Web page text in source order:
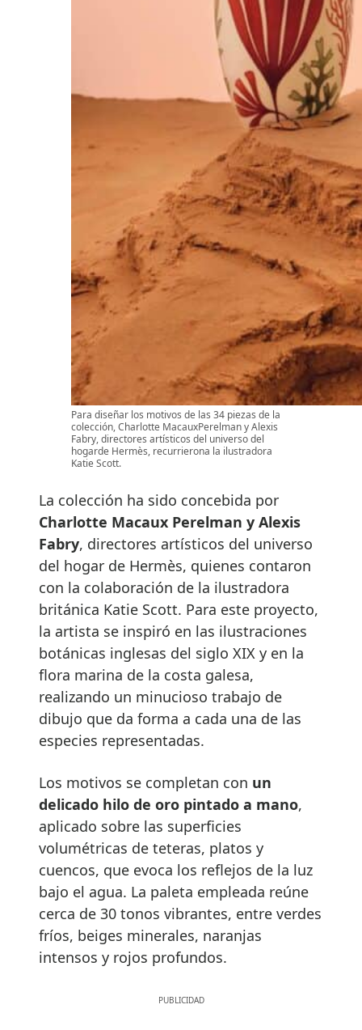
Para diseñar los motivos de las 34 piezas de la
colección, Charlotte MacauxPerelman y Alexis
Fabry, directores artísticos del universo del
hogarde Hermès, recurrierona la ilustradora
Katie Scott.
La colección ha sido concebida por
Charlotte Macaux Perelman y Alexis
Fabry, directores artísticos del universo
del hogar de Hermès, quienes contaron
con la colaboración de la ilustradora
británica Katie Scott. Para este proyecto,
la artista se inspiró en las ilustraciones
botánicas inglesas del siglo XIX y en la
flora marina de la costa galesa,
realizando un minucioso trabajo de
dibujo que da forma a cada una de las
especies representadas.
Los motivos se completan con un
delicado hilo de oro pintado a mano,
aplicado sobre las superficies
volumétricas de teteras, platos y
cuencos, que evoca los reflejos de la luz
bajo el agua. La paleta empleada reúne
cerca de 30 tonos vibrantes, entre verdes
fríos, beiges minerales, naranjas
intensos y rojos profundos.